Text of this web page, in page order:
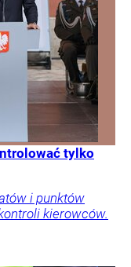
tylko
i punktów
kierowców.